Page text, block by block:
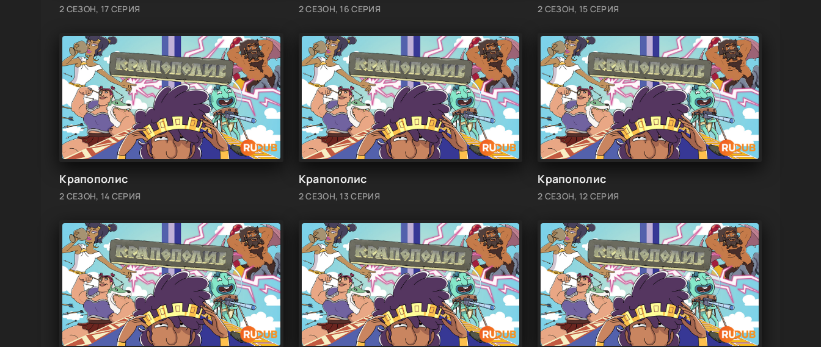
2 СЕЗОН, 17 СЕРИЯ 2 СЕЗОН, 16 СЕРИЯ 2 СЕЗОН, 15 СЕРИЯ
Крапополис
2 СЕЗОН, 14 СЕРИЯ
Крапополис
2 СЕЗОН, 13 СЕРИЯ
Крапополис
2 СЕЗОН, 12 СЕРИЯ